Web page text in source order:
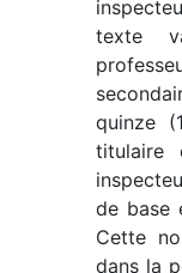
texte
quinze
titulaire
de base
Cette
dans la